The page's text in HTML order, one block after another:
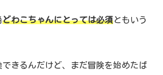
どわこちゃんにとっては必須ともいう
きるんだけど、まだ冒険を始めたば